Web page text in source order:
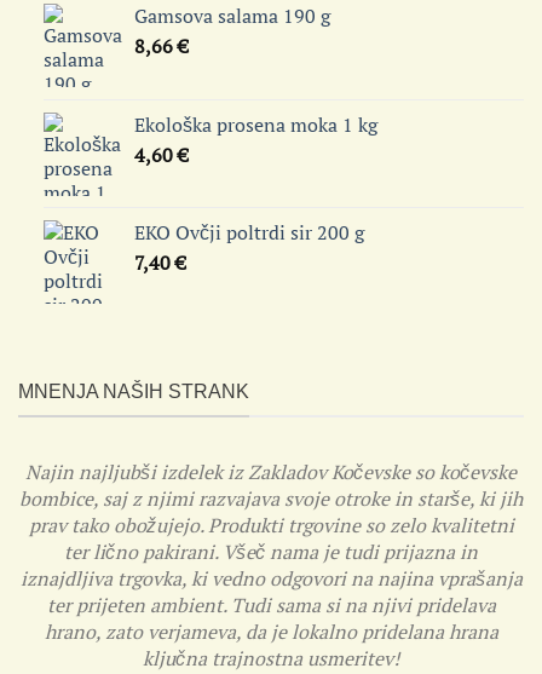
MNENJA NAŠIH STRANK
Najin najljubši izdelek iz Zakladov Kočevske so kočevske
bombice, saj z njimi razvajava svoje otroke in starše, ki jih
prav tako obožujejo. Produkti trgovine so zelo kvalitetni
ter lično pakirani. Všeč nama je tudi prijazna in
iznajdljiva trgovka, ki vedno odgovori na najina vprašanja
ter prijeten ambient. Tudi sama si na njivi pridelava
hrano, zato verjameva, da je lokalno pridelana hrana
ključna trajnostna usmeritev!
Gamsova salama 190 g
8,66€
Ekološka prosena moka 1 kg
4,60€
EKO Ovčji poltrdi sir 200 g
7,40€